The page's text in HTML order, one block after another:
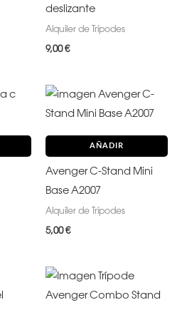
deslizante
Alquiler de Trípodes
9,00€
AÑADIR
Avenger C-Stand Mini
Base A2007
Alquiler de Trípodes
5,00€